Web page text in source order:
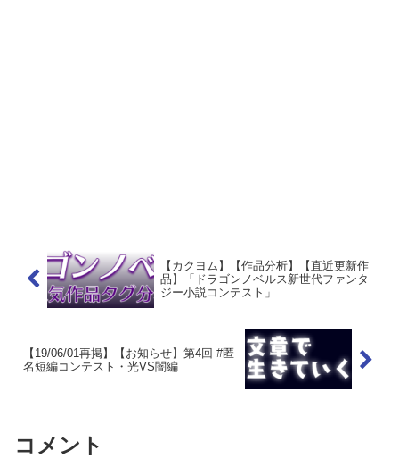
【カクヨム】【作品分析】【直近更新作
品】「ドラゴンノベルス新世代ファンタ
ジー小説コンテスト」
【19/06/01再掲】【お知らせ】第4回 #匿
名短編コンテスト・光VS闇編
コメント